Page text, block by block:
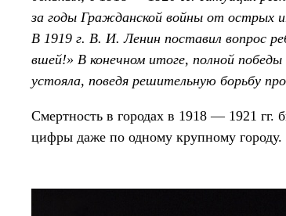
за годы Гражданской войны от острых
В 1919 г. В. И. Ленин поставил вопрос
вшей!» В конечном итоге, полной
устояла, поведя решительную борьбу
Смертность в городах в 1918 — 1921 гг.
цифры даже по одному крупному городу.